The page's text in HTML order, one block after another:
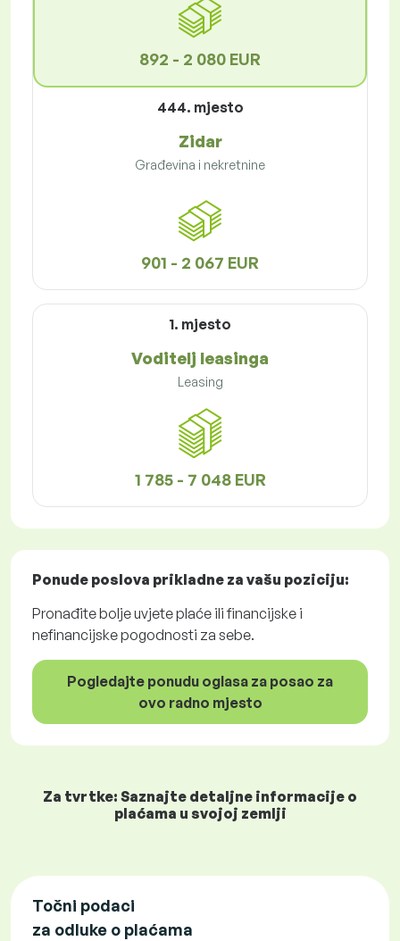
892 - 2 080 EUR
444. mjesto
Zidar
Građevina i nekretnine
901 - 2 067 EUR
1. mjesto
Voditelj leasinga
Leasing
1 785 - 7 048 EUR
Ponude poslova prikladne za vašu poziciju:
Pronađite bolje uvjete plaće ili financijske i
nefinancijske pogodnosti za sebe.
Pogledajte ponudu oglasa za posao za
ovo radno mjesto
Za tvrtke: Saznajte detaljne informacije o
plaćama u svojoj zemlji
Točni podaci
za odluke o plaćama